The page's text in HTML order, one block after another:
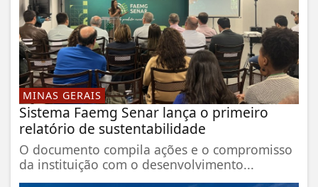
MINAS GERAIS
Sistema Faemg Senar lança o primeiro
relatório de sustentabilidade
O documento compila ações e o compromisso
da instituição com o desenvolvimento...